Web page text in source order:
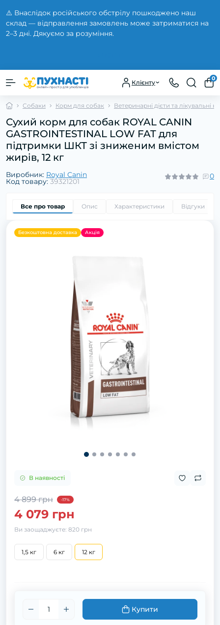
⚠️ Внаслідок російського обстрілу пошкоджено наш
склад — відправлення замовлень може затриматися на
2–3 дні. Дякуємо за розуміння.
Клієнту
0
Собаки Корм для собак Ветеринарні дієти та лікувальні
Сухий корм для собак ROYAL CANIN
GASTROINTESTINAL LOW FAT для
підтримки ШКТ зі зниженим вмістом
жирів, 12 кг
Виробник: Royal Canin
Код товару: 39321201
0
Все про товар Опис Характеристики Відгуки
Безкоштовна доставка Акція
В наявності
4 899 грн -17%
4 079 грн
Ви заощаджуєте: 820 грн
1,5 кг 6 кг 12 кг
Купити